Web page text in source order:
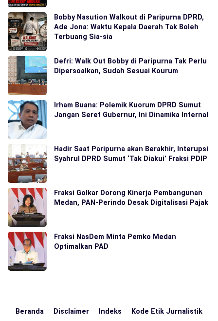
Bobby Nasution Walkout di Paripurna DPRD,
Ade Jona: Waktu Kepala Daerah Tak Boleh
Terbuang Sia-sia
Defri: Walk Out Bobby di Paripurna Tak Perlu
Dipersoalkan, Sudah Sesuai Kourum
Irham Buana: Polemik Kuorum DPRD Sumut
Jangan Seret Gubernur, Ini Dinamika Internal
Hadir Saat Paripurna akan Berakhir, Interupsi
Syahrul DPRD Sumut ‘Tak Diakui’ Fraksi PDIP
Fraksi Golkar Dorong Kinerja Pembangunan
Medan, PAN-Perindo Desak Digitalisasi Pajak
Fraksi NasDem Minta Pemko Medan
Optimalkan PAD
Beranda Disclaimer Indeks Kode Etik Jurnalistik